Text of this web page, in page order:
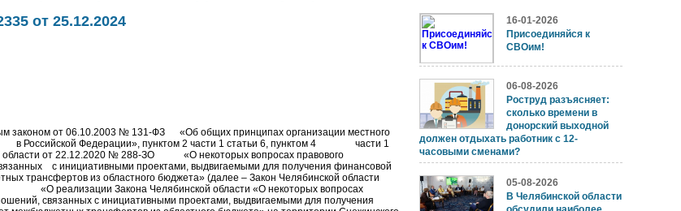
от 25.12.2024
законом от 06.10.2003 № 131-ФЗ «Об общих принципах организации местного
Федерации», пунктом 2 части 1 статьи 6, пунктом 4 части 1
области от 22.12.2020 № 288-ЗО «О некоторых вопросах правового
с инициативными проектами, выдвигаемыми для получения финансовой
трансфертов из областного бюджета» (далее – Закон Челябинской области
Закона Челябинской области «О некоторых вопросах
связанных с инициативными проектами, выдвигаемыми для получения
16-01-2026
Присоединяйся к
СВОим!
06-08-2026
Роструд разъясняет:
сколько времени в
донорский выходной
должен отдыхать работник с 12-
часовыми сменами?
05-08-2026
В Челябинской области